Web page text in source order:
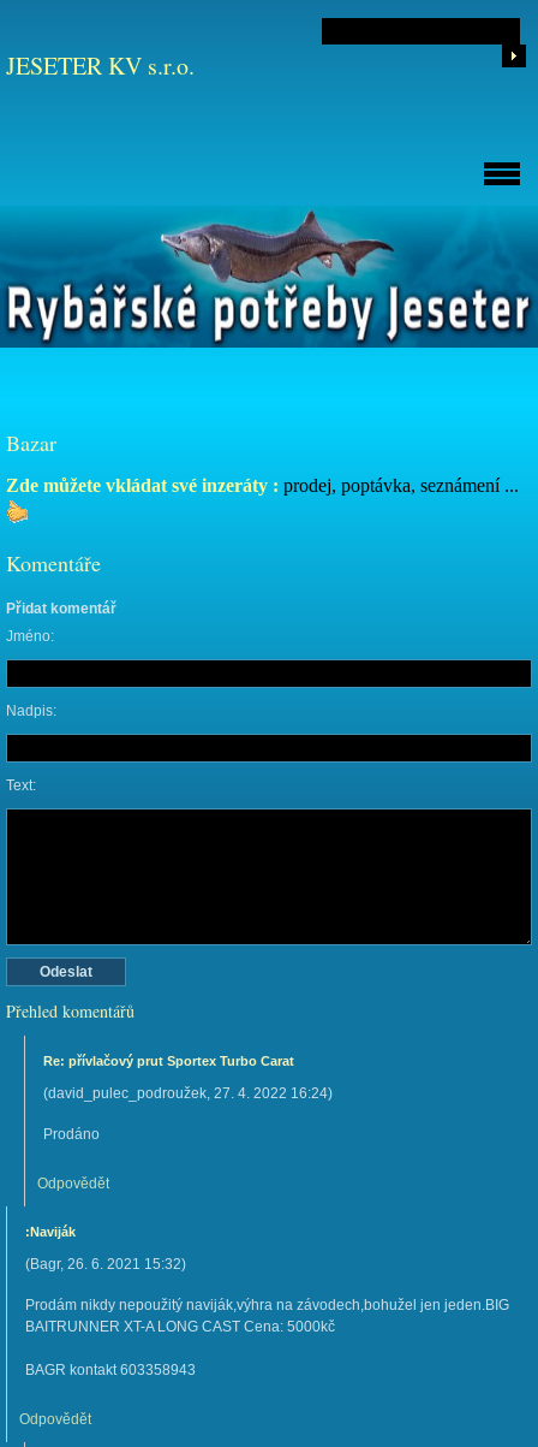
JESETER KV s.r.o.
Bazar
Zde můžete vkládat své inzeráty : prodej, poptávka, seznámení ...
Komentáře
Přidat komentář
Jméno:
Nadpis:
Text:
Přehled komentářů
Re: přívlačový prut Sportex Turbo Carat
(david_pulec_podroužek, 27. 4. 2022 16:24)
Prodáno
Odpovědět
:Naviják
(Bagr, 26. 6. 2021 15:32)
Prodám nikdy nepoužitý naviják,výhra na závodech,bohužel jen jeden.BIG
BAITRUNNER XT-A LONG CAST Cena: 5000kč
BAGR kontakt 603358943
Odpovědět